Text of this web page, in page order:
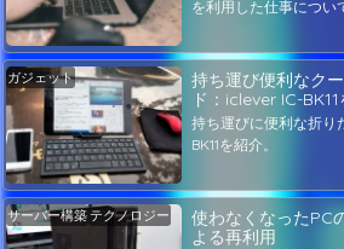
を利用した仕事につい
ガジェット
持ち運び便利なク
ド：iclever IC-
持ち運びに便利な折り
BK11を紹介。
サーバー構築テクノロジー
使わなくなったPC
よる再利用